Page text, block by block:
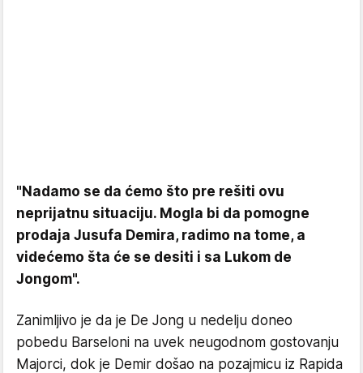
"Nadamo se da ćemo što pre rešiti ovu
neprijatnu situaciju. Mogla bi da pomogne
prodaja Jusufa Demira, radimo na tome, a
videćemo šta će se desiti i sa Lukom de
Jongom".
Zanimljivo je da je De Jong u nedelju doneo
pobedu Barseloni na uvek neugodnom gostovanju
Majorci, dok je Demir došao na pozajmicu iz Rapida